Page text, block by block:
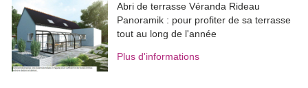
Abri de terrasse Véranda Rideau
Panoramik : pour profiter de sa terrasse
tout au long de l'année
Plus d'informations